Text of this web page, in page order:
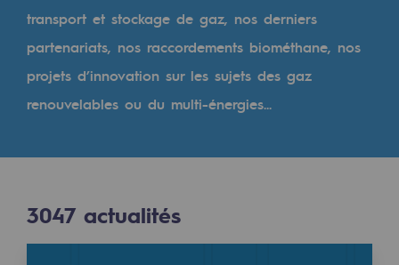
Un réseau local et européen
Une organisation adaptative et ouverte
Une organisation adaptative et
Notre culture et nos valeurs
Une organisation certifiée
transport et stockage de gaz, nos derniers
partenariats, nos raccordements biométhane, nos
projets d’innovation sur les sujets des gaz
renouvelables ou du multi-énergies...
3047 actualités